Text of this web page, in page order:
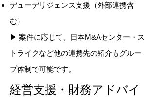
デューデリジェンス支援（外部連携含
む）
▶ 案件に応じて、日本M&Aセンター・ス
トライクなど他の連携先の紹介もグルー
プ体制で可能です。
​経営支援・財務アドバイ